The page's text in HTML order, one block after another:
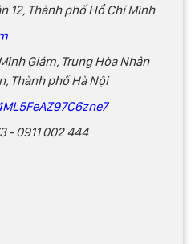
12, Thành phố Hồ Chí Minh
Giám, Trung Hòa Nhân
Thành phố Hà Nội
- 0911 002 444